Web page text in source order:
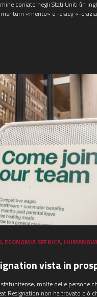
coniato negli Stati Uniti (in
«merito» e -cracy «-
, ECONOMIA SFERICA,
vista in
molte delle persone
Resignation non ha trovato ciò